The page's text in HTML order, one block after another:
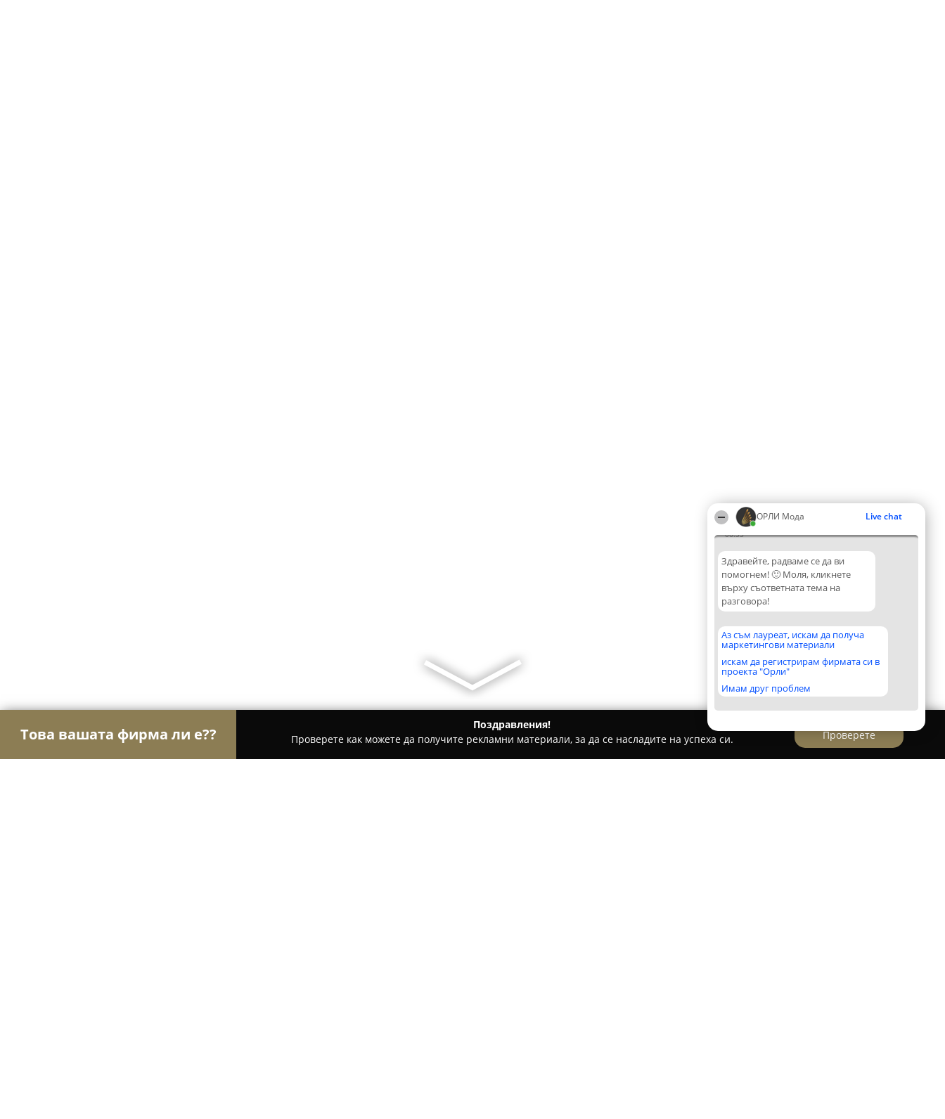
ОРЛИ Мода Live chat
06:35
Здравейте, радваме се да ви
помогнем! 🙂 Моля, кликнете
върху съответната тема на
разговора!
Аз съм лауреат, искам да получа
маркетингови материали
искам да регистрирам фирмата си в
проекта "Орли"
Имам друг проблем
Това вашата фирма ли е??
Поздравления!
Проверете как можете да получите рекламни материали, за да се насладите на успеха си.
Проверете